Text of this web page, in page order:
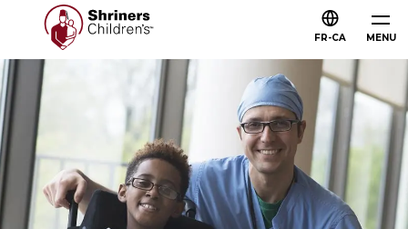
MENU
FR-CA